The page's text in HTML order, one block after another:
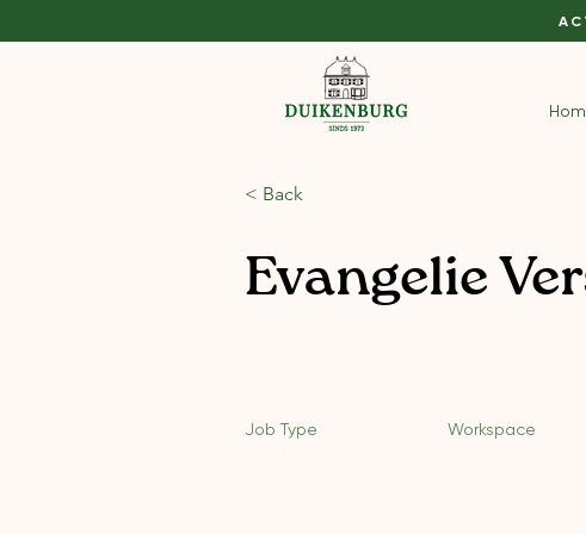
< Back
Evangelie
Job Type
Workspace